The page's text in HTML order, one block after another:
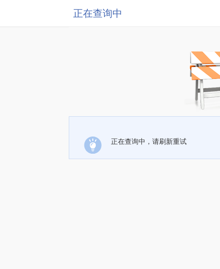
正在查询中
正在查询中，请刷新重试